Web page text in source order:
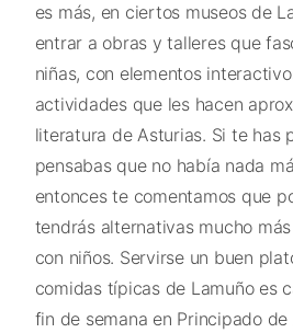
es más, en ciertos museos de
entrar a obras y talleres que
niñas, con elementos
actividades que les hacen
literatura de Asturias. Si te has
pensabas que no había nada
entonces te comentamos que
tendrás alternativas mucho
con niños. Servirse un buen
comidas típicas de Lamuño es
fin de semana en Principado